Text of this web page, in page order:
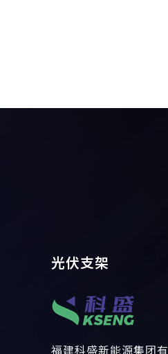
光伏支架
福建科盛新能源集团